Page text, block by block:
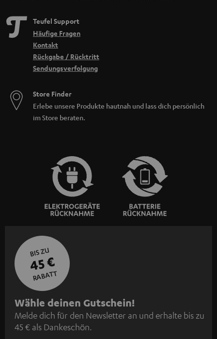
Teufel Support
Häufige Fragen
Kontakt
Rückgabe / Rücktritt
Sendungsverfolgung
Store Finder
Erlebe unsere Produkte hautnah und lass dich persönlich
im Store beraten.
BIS ZU
45 €
RABATT
N
e
w
Wähle deinen Gutschein!
Melde dich für den Newsletter an und erhalte bis zu
45 € als Dankeschön.